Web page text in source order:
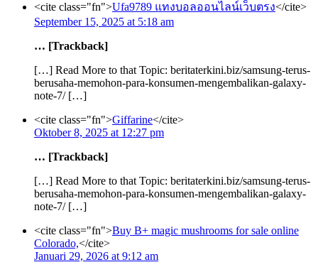
<cite class="fn">Ufa9789 แทงบอลออนไลน์เว็บตรง</cite>
September 15, 2025 at 5:18 am
… [Trackback]
[…] Read More to that Topic: beritaterkini.biz/samsung-terus-
berusaha-memohon-para-konsumen-mengembalikan-galaxy-
note-7/ […]
<cite class="fn">Giffarine</cite>
Oktober 8, 2025 at 12:27 pm
… [Trackback]
[…] Read More to that Topic: beritaterkini.biz/samsung-terus-
berusaha-memohon-para-konsumen-mengembalikan-galaxy-
note-7/ […]
<cite class="fn">Buy B+ magic mushrooms for sale online
Colorado,</cite>
Januari 29, 2026 at 9:12 am